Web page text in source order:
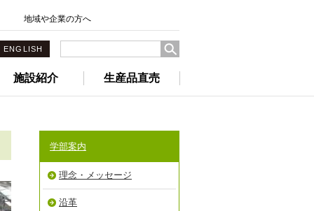
施設紹介 生産品直売
地域や企業の方へ
ENGLISH
学部案内
理念・メッセージ
沿革